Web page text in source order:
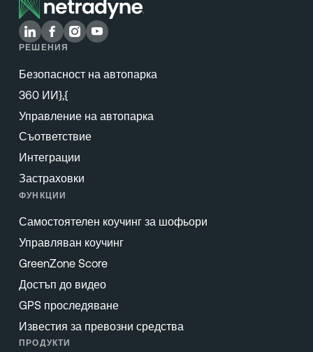
РЕШЕНИЯ
Безопасност на автопарка
360 ИИ},{
Управление на автопарка
Съответствие
Интеграции
Застраховки
ФУНКЦИИ
Самостоятелен коучинг за шофьори
Управляван коучинг
GreenZone Score
Достъп до видео
GPS проследяване
Известия за превозни средства
ПРОДУКТИ